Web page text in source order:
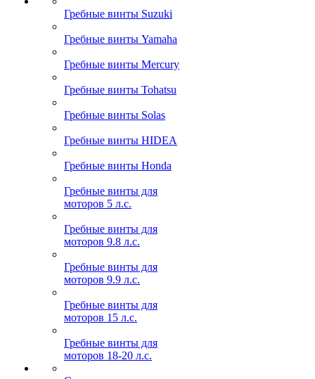
Гребные винты Suzuki
Гребные винты Yamaha
Гребные винты Mercury
Гребные винты Tohatsu
Гребные винты Solas
Гребные винты HIDEA
Гребные винты Honda
Гребные винты для
моторов 5 л.с.
Гребные винты для
моторов 9.8 л.с.
Гребные винты для
моторов 9.9 л.с.
Гребные винты для
моторов 15 л.с.
Гребные винты для
моторов 18-20 л.с.